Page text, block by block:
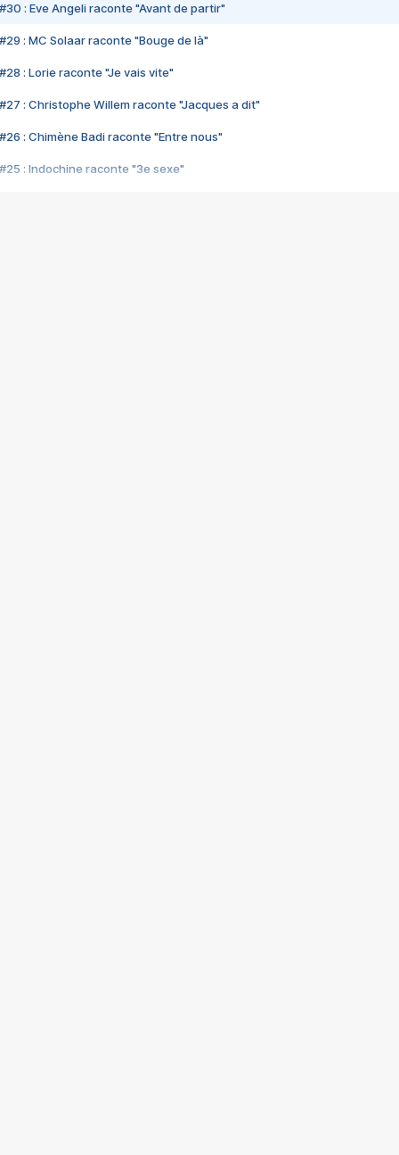
#30 : Eve Angeli raconte "Avant de partir"
#29 : MC Solaar raconte "Bouge de là"
#28 : Lorie raconte "Je vais vite"
#27 : Christophe Willem raconte "Jacques a dit"
#26 : Chimène Badi raconte "Entre nous"
#25 : Indochine raconte "3e sexe"